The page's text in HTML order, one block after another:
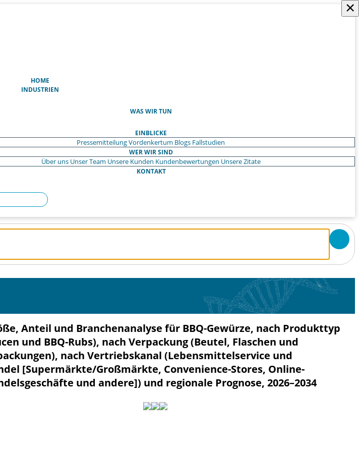
HOME
INDUSTRIEN
WAS WIR TUN
EINBLICKE
PressemitteilungVordenkertum Blogs Fallstudien
WER WIR SIND
Über uns Unser Team Unsere Kunden Kundenbewertungen Unsere Zitate
KONTAKT
×
Anteil und Branchenanalyse für BBQ-Gewürze, nach Produkttyp
und BBQ-Rubs), nach Verpackung (Beutel, Flaschen und
nach Vertriebskanal (Lebensmittelservice und
[Supermärkte/Großmärkte, Convenience-Stores, Online-
und andere]) und regionale Prognose, 2026–2034